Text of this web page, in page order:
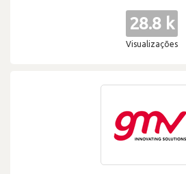
28.8 k
Visualizações